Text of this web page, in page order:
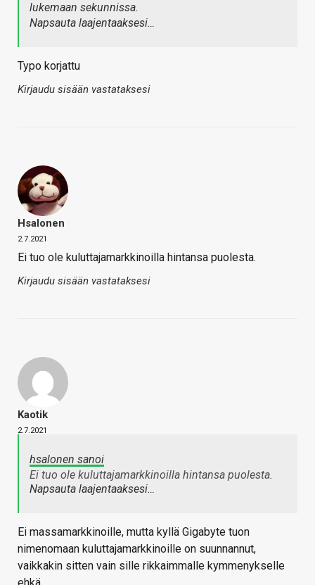
lukemaan sekunnissa.
Napsauta laajentaaksesi…
Typo korjattu
Kirjaudu sisään vastataksesi
Hsalonen
2.7.2021
Ei tuo ole kuluttajamarkkinoilla hintansa puolesta.
Kirjaudu sisään vastataksesi
Kaotik
2.7.2021
hsalonen sanoi
Ei tuo ole kuluttajamarkkinoilla hintansa puolesta.
Napsauta laajentaaksesi…
Ei massamarkkinoille, mutta kyllä Gigabyte tuon
nimenomaan kuluttajamarkkinoille on suunnannut,
vaikkakin sitten vain sille rikkaimmalle kymmenykselle